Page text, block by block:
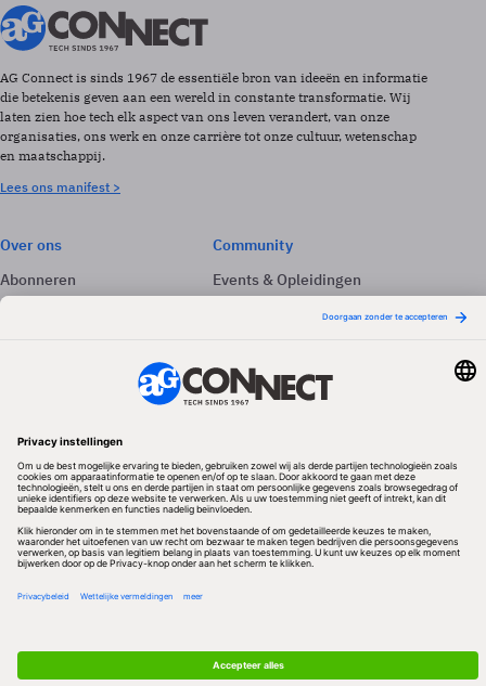
AG Connect is sinds 1967 de essentiële bron van ideeën en informatie
die betekenis geven aan een wereld in constante transformatie. Wij
laten zien hoe tech elk aspect van ons leven verandert, van onze
organisaties, ons werk en onze carrière tot onze cultuur, wetenschap
en maatschappij.
Lees ons manifest >
Over ons
Abonneren
Adverteren
Community
Events & Opleidingen
Volg ons
Redactionele partner
Algemene Voorwaarden & Copyrights